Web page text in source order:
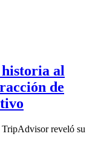
al
de
TripAdvisor reveló su